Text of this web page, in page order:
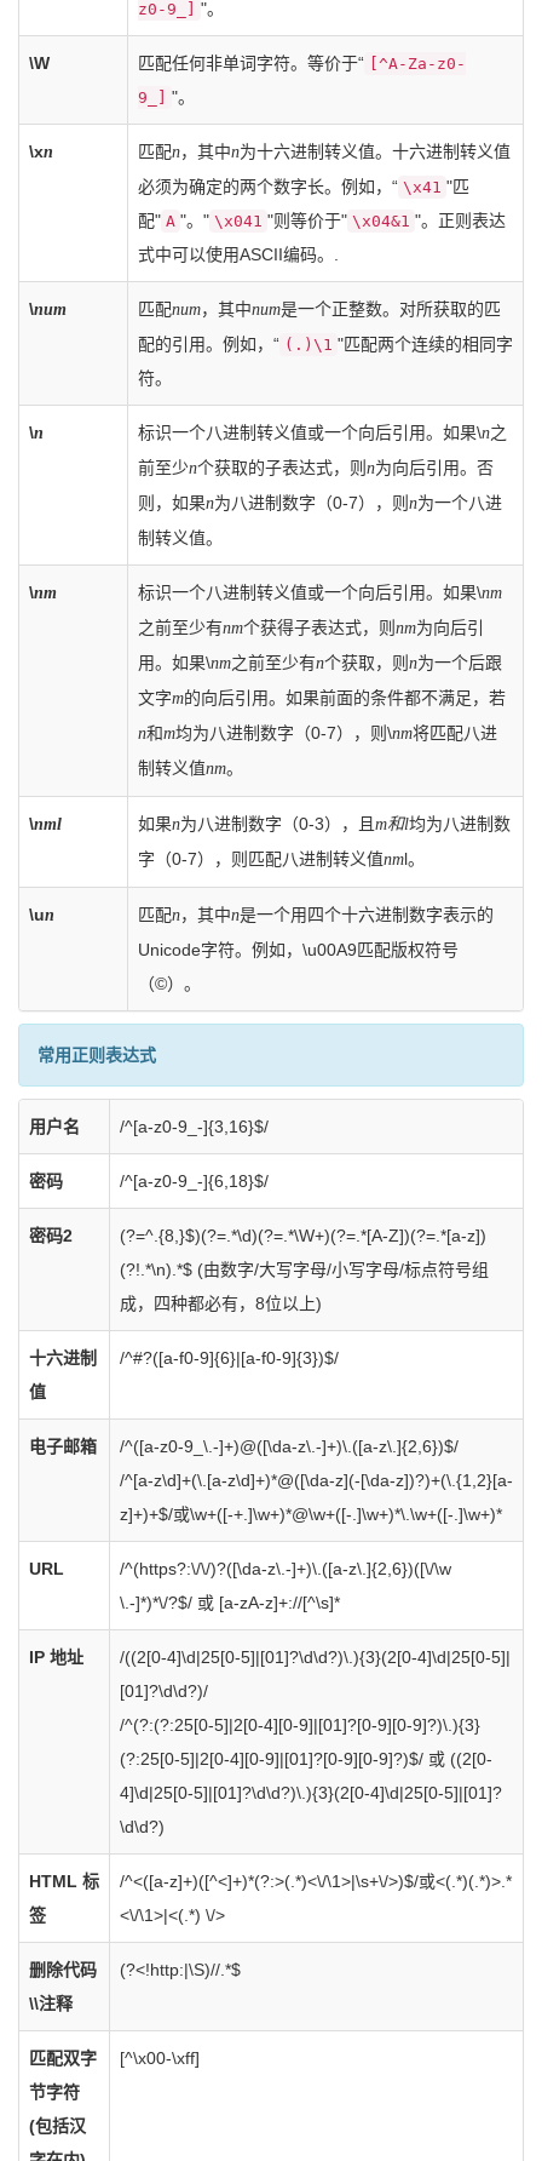
z0-9_]
"。
\W 匹配任何非单词字符。等价于“
[^A-Za-z0-
9_]
"。
\xn 匹配n，其中n为十六进制转义值。十六进制转义值
必须为确定的两个数字长。例如，“ \x41 "匹
配" A "。" \x041 "则等价于" \x04&1 "。正则表达
式中可以使用ASCII编码。.
\num 匹配num，其中num是一个正整数。对所获取的匹
配的引用。例如，“ (.)\1 "匹配两个连续的相同字
符。
\n 标识一个八进制转义值或一个向后引用。如果\n之
前至少n个获取的子表达式，则 n为向后引用。否
则，如果n为八进制数字（0-7），则 n为一个八进
制转义值。
\nm 标识一个八进制转义值或一个向后引用。如果\nm
之前至少有nm个获得子表达式，则 nm为向后引
用。如果\nm之前至少有n个获取，则 n为一个后跟
文字m的向后引用。如果前面的条件都不满足，若
n和m均为八进制数字（0-7），则\nm将匹配八进
制转义值nm。
\nml 如果n为八进制数字（0-3），且 m和l均为八进制数
字（0-7），则匹配八进制转义值nml。
\un 匹配n，其中n是一个用四个十六进制数字表示的
Unicode字符。例如，\u00A9匹配版权符号
（©）。
常用正则表达式
用户名 /^[a-z0-9_-]{3,16}$/
密码 /^[a-z0-9_-]{6,18}$/
密码2
(?=^.{8,}$)(?=.*\d)(?=.*\W+)(?=.*[A-Z])(?=.*[a-z])
(?!.*\n).*$ (由数字/大写字母/小写字母/标点符号组
成，四种都必有，8位以上)
十六进制
值
/^#?([a-f0-9]{6}|[a-f0-9]{3})$/
电子邮箱
/^([a-z0-9_\.-]+)@([\da-z\.-]+)\.([a-z\.]{2,6})$/
/^[a-z\d]+(\.[a-z\d]+)*@([\da-z](-[\da-z])?)+(\.{1,2}[a-
z]+)+$/或\w+([-+.]\w+)*@\w+([-.]\w+)*\.\w+([-.]\w+)*
URL
/^(https?:\/\/)?([\da-z\.-]+)\.([a-z\.]{2,6})([\/\w
\.-]*)*\/?$/ 或 [a-zA-z]+://[^\s]*
IP 地址
/((2[0-4]\d|25[0-5]|[01]?\d\d?)\.){3}(2[0-4]\d|25[0-5]|
[01]?\d\d?)/
/^(?:(?:25[0-5]|2[0-4][0-9]|[01]?[0-9][0-9]?)\.){3}
(?:25[0-5]|2[0-4][0-9]|[01]?[0-9][0-9]?)$/ 或 ((2[0-
4]\d|25[0-5]|[01]?\d\d?)\.){3}(2[0-4]\d|25[0-5]|[01]?
\d\d?)
HTML 标
签
/^<([a-z]+)([^<]+)*(?:>(.*)<\/\1>|\s+\/>)$/或<(.*)(.*)>.*
<\/\1>|<(.*) \/>
删除代码
\\注释
(?<!http:|\S)//.*$
匹配双字
节字符
(包括汉
[^\x00-\xff]